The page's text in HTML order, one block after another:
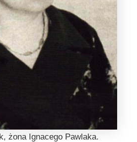
żona Ignacego Pawlaka.